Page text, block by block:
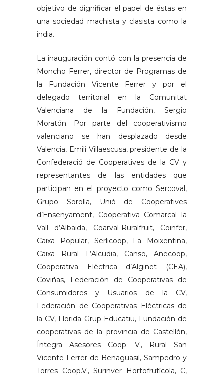
objetivo de dignificar el papel de éstas en
una sociedad machista y clasista como la
india.
La inauguración contó con la presencia de
Moncho Ferrer, director de Programas de
la Fundación Vicente Ferrer y por el
delegado territorial en la Comunitat
Valenciana de la Fundación, Sergio
Moratón. Por parte del cooperativismo
valenciano se han desplazado desde
Valencia, Emili Villaescusa, presidente de la
Confederació de Cooperatives de la CV y
representantes de las entidades que
participan en el proyecto como Sercoval,
Grupo Sorolla, Unió de Cooperatives
d’Ensenyament, Cooperativa Comarcal la
Vall d’Albaida, Coarval-Ruralfruit, Coinfer,
Caixa Popular, Serlicoop, La Moixentina,
Caixa Rural L’Alcudia, Canso, Anecoop,
Cooperativa Elèctrica d’Alginet (CEA),
Coviñas, Federación de Cooperativas de
Consumidores y Usuarios de la CV,
Federación de Cooperativas Eléctricas de
la CV, Florida Grup Educatiu, Fundación de
cooperativas de la provincia de Castellón,
Íntegra Asesores Coop. V., Rural San
Vicente Ferrer de Benaguasil, Sampedro y
Torres Coop.V., Surinver Hortofrutícola, C,